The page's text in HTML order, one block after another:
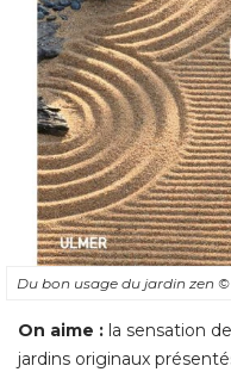
Du bon usage du jardin zen ©
On aime : la sensation
jardins originaux